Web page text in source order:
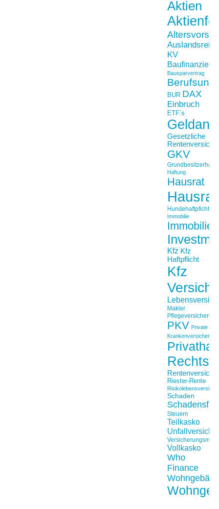
Aktien
Auslandsreise
KV
Bausparvertrag
BUR DAX
Einbruch
ETF´s
Gesetzliche
GKV
Haftung
Hausrat
Hundehaftpficht
Immobilie
Kfz Kfz
Haftpflicht
Kfz
Makler
Pflegeversicherung
PKV Private
Krankenversicherung
Riester-Rente
Schaden
Steuern
Teilkasko
Vollkasko
Who
Finance